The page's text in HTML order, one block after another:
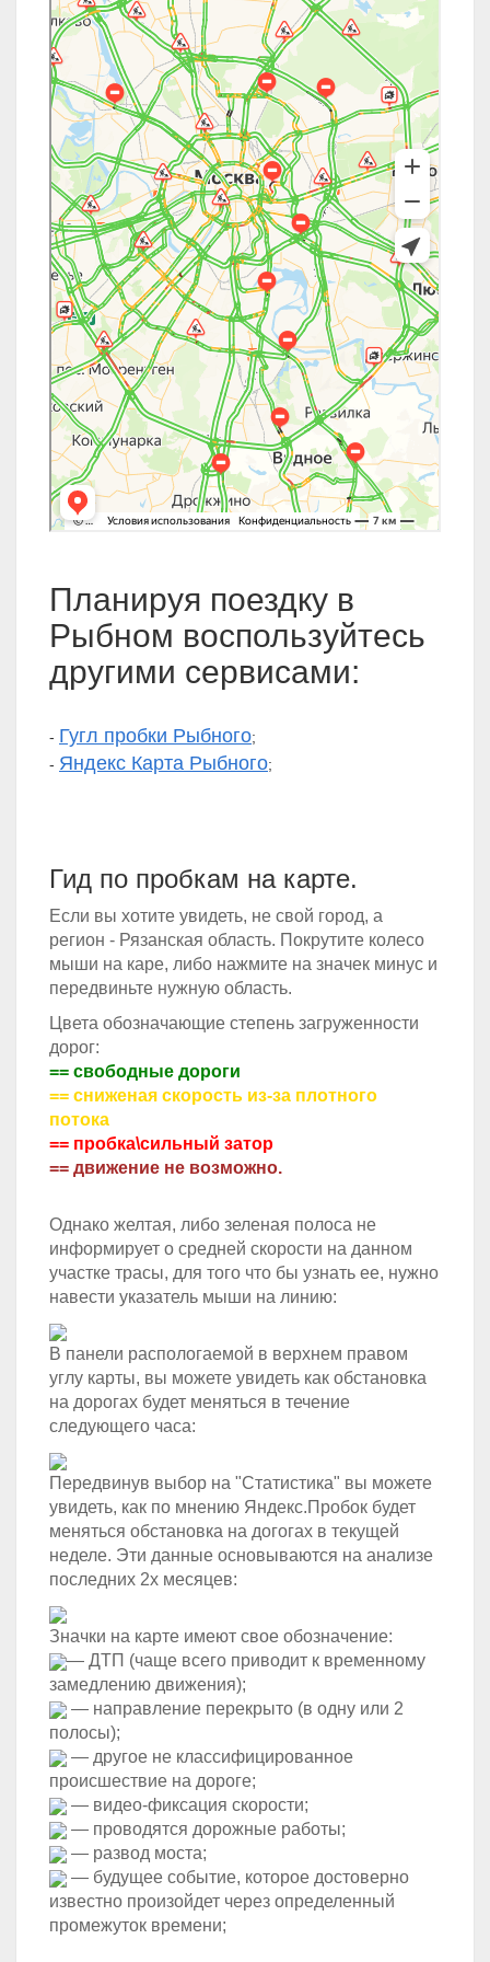
Планируя поездку в
Рыбном воспользуйтесь
другими сервисами:
- Гугл пробки Рыбного;
- Яндекс Карта Рыбного;
Гид по пробкам на карте.
Если вы хотите увидеть, не свой город, а
регион - Рязанская область. Покрутите колесо
мыши на каре, либо нажмите на значек минус и
передвиньте нужную область.
Цвета обозначающие степень загруженности
дорог:
== свободные дороги
== сниженая скорость из-за плотного
потока
== пробка\сильный затор
== движение не возможно.
Однако желтая, либо зеленая полоса не
информирует о средней скорости на данном
участке трасы, для того что бы узнать ее, нужно
навести указатель мыши на линию:
В панели распологаемой в верхнем правом
углу карты, вы можете увидеть как обстановка
на дорогах будет меняться в течение
следующего часа:
Передвинув выбор на "Статистика" вы можете
увидеть, как по мнению Яндекс.Пробок будет
меняться обстановка на догогах в текущей
неделе. Эти данные основываются на анализе
последних 2х месяцев:
Значки на карте имеют свое обозначение:
— ДТП (чаще всего приводит к временному
замедлению движения);
— направление перекрыто (в одну или 2
полосы);
— другое не классифицированное
происшествие на дороге;
— видео-фиксация скорости;
— проводятся дорожные работы;
— развод моста;
— будущее событие, которое достоверно
известно произойдет через определенный
промежуток времени;